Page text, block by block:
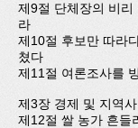
제9절 단체장의 비
라
제10절 후보만 따라
쳤다
제11절 여론조사를
제3장 경제 및 지역
제12절 쌀 농가 흔들